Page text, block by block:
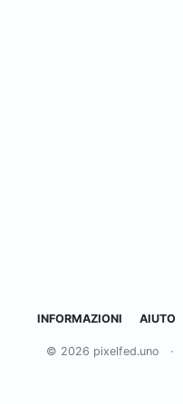
INFORMAZIONI AIUTO
© 2026 pixelfed.uno ·